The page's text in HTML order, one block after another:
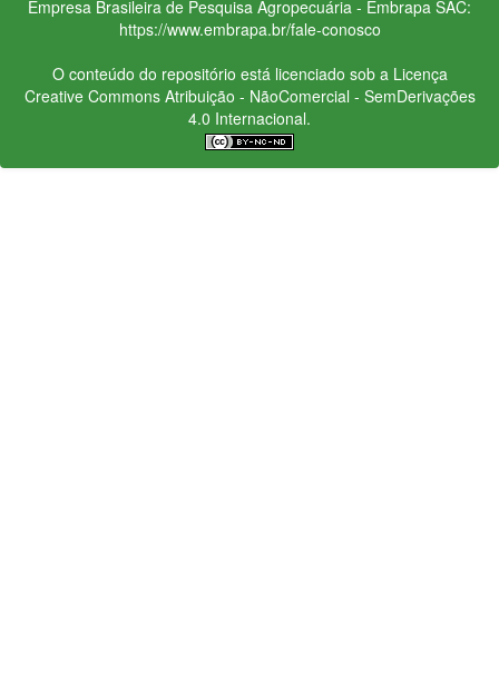
Empresa Brasileira de Pesquisa Agropecuária - Embrapa SAC:
https://www.embrapa.br/fale-conosco
O conteúdo do repositório está licenciado sob a Licença
Creative CommonsAtribuição - NãoComercial - SemDerivações
4.0 Internacional.